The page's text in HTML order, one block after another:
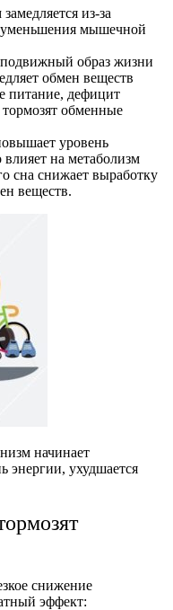
из-за
мышечной
образ жизни
обмен веществ
питание, дефицит
обменные
уровень
на метаболизм
сна снижает выработку
веществ.
начинает
энергии, ухудшается
снижение
эффект: